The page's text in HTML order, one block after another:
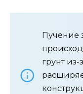
Пучение
грунт